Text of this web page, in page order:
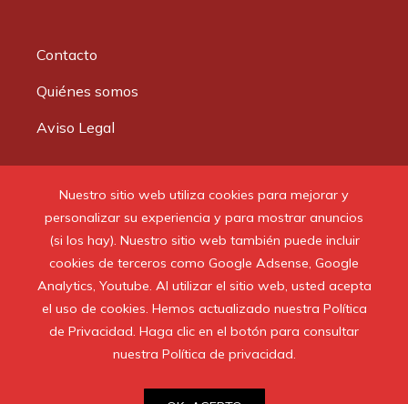
Nuestro sitio web utiliza cookies para mejorar y
personalizar su experiencia y para mostrar anuncios
(si los hay). Nuestro sitio web también puede incluir
cookies de terceros como Google Adsense, Google
Analytics, Youtube. Al utilizar el sitio web, usted acepta
el uso de cookies. Hemos actualizado nuestra Política
de Privacidad. Haga clic en el botón para consultar
nuestra Política de privacidad.
Contacto
Quiénes somos
Aviso Legal
© 2020 Todos los derechos reservados.